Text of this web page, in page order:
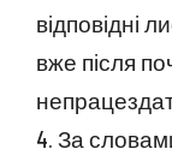
відповідні
вже після
4. За